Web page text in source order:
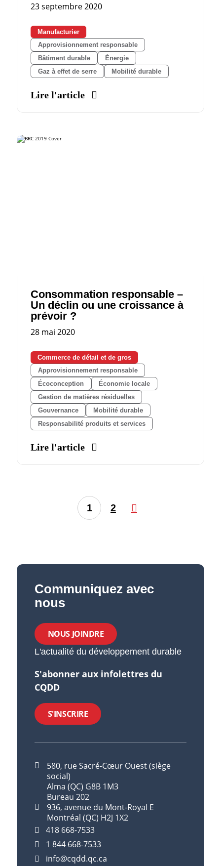
23 septembre 2020
Manufacturier
Approvisionnement responsable
Bâtiment durable
Énergie
Gaz à effet de serre
Mobilité durable
Lire l'article
Consommation responsable –
Un déclin ou une croissance à
prévoir ?
28 mai 2020
Commerce de détail et de gros
Approvisionnement responsable
Écoconception
Économie locale
Gestion de matières résiduelles
Gouvernance
Mobilité durable
Responsabilité produits et services
Lire l'article
1 2
Communiquez avec
nous
NOUS JOINDRE
L'actualité du développement durable
S'abonner aux infolettres du
CQDD
S'INSCRIRE
580, rue Sacré-Cœur Ouest (siège
social)
Alma (QC) G8B 1M3
Bureau 202
936, avenue du Mont-Royal E
Montréal (QC) H2J 1X2
418 668-7533
1 844 668-7533
info@cqdd.qc.ca